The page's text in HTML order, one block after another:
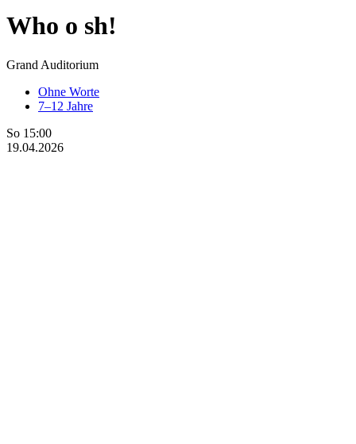
Who o sh!
Grand Auditorium
Ohne Worte
7–12 Jahre
So 15:00
19.04.2026